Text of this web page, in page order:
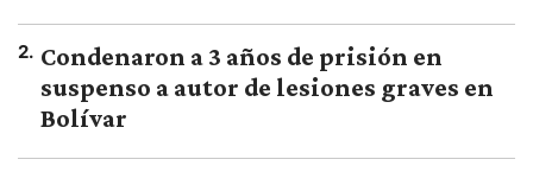
2. Condenaron a 3 años de prisión en
suspenso a autor de lesiones graves en
Bolívar